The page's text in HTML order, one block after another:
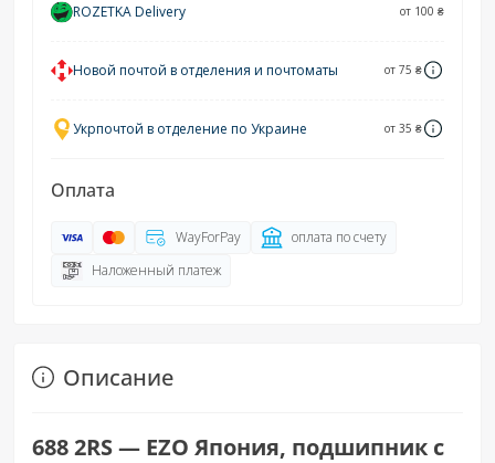
ROZETKA Delivery от 100 ₴
Новой почтой в отделения и почтоматы от 75 ₴
Укрпочтой в отделение по Украине от 35 ₴
Оплата
WayForPay
оплата по счету
Наложенный платеж
Описание
688 2RS — EZO Япония, подшипник с